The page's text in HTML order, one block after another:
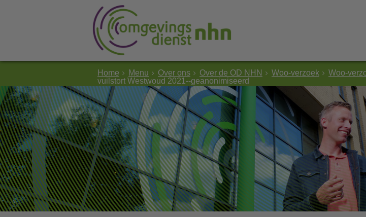
Home Menu Over ons Over de OD NHN Woo-verzoek Woo-
vuilstort Westwoud 2021--geanonimiseerd